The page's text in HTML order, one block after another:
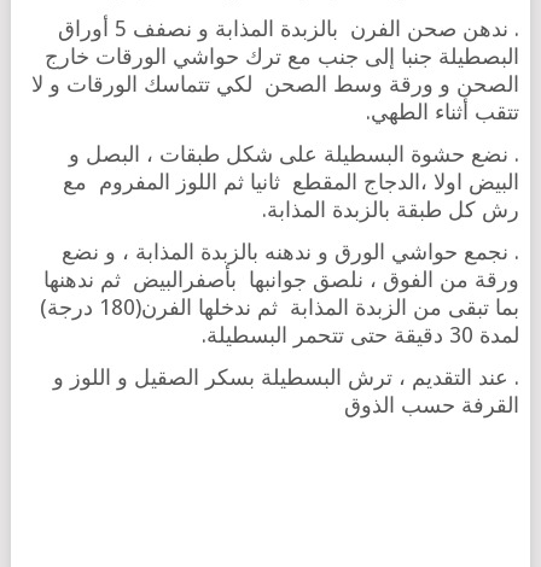
. ندهن صحن الفرن بالزبدة المذابة و نصفف 5 أوراق
البصطيلة جنبا إلى جنب مع ترك حواشي الورقات خارج
الصحن و ورقة وسط الصحن لكي تتماسك الورقات و لا
تتقب أثناء الطهي.
. نضع حشوة البسطيلة على شكل طبقات ، البصل و
البيض اولا ،الدجاج المقطع ثانيا ثم اللوز المفروم مع
رش كل طبقة بالزبدة المذابة.
. نجمع حواشي الورق و ندهنه بالزبدة المذابة ، و نضع
ورقة من الفوق ، نلصق جوانبها بأصفرالبيض ثم ندهنها
بما تبقى من الزبدة المذابة ثم ندخلها الفرن(180 درجة)
لمدة 30 دقيقة حتى تتحمر البسطيلة.
. عند التقديم ، ترش البسطيلة بسكر الصقيل و اللوز و
القرفة حسب الذوق